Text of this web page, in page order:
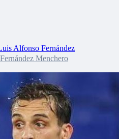
Alfonso Fernández
Menchero